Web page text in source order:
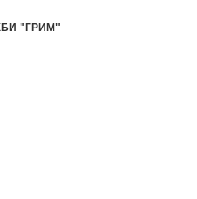
"ГРИМ"